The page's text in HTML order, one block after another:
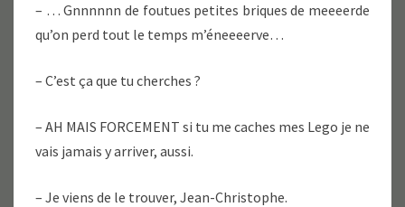
– … Gnnnnnn de foutues petites briques de meeeerde
qu’on perd tout le temps m’éneeeerve…
– C’est ça que tu cherches ?
– AH MAIS FORCEMENT si tu me caches mes Lego je ne
vais jamais y arriver, aussi.
– Je viens de le trouver, Jean-Christophe.